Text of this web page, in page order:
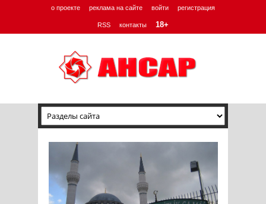
о проекте реклама на сайте войти регистрация
RSS контакты 18+